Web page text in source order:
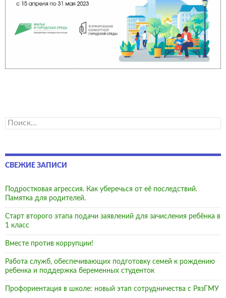
Найти:
СВЕЖИЕ ЗАПИСИ
Подростковая агрессия. Как уберечься от её последствий.
Памятка для родителей.
Старт второго этапа подачи заявлений для зачисления ребёнка в
1 класс
Вместе против коррупции!
Работа служб, обеспечивающих подготовку семей к рождению
ребенка и поддержка беременных студенток
Профориентация в школе: новый этап сотрудничества с РязГМУ